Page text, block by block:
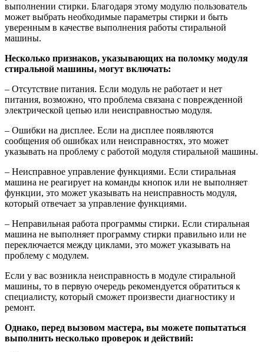
выполнении стирки. Благодаря этому модулю пользователь
может выбрать необходимые параметры стирки и быть
уверенным в качестве выполнения работы стиральной
машины.
Несколько признаков, указывающих на поломку модуля
стиральной машины, могут включать:
– Отсутствие питания. Если модуль не работает и нет
питания, возможно, что проблема связана с поврежденной
электрической цепью или неисправностью модуля.
– Ошибки на дисплее. Если на дисплее появляются
сообщения об ошибках или неисправностях, это может
указывать на проблему с работой модуля стиральной машины.
– Неисправное управление функциями. Если стиральная
машина не реагирует на команды кнопок или не выполняет
функции, это может указывать на неисправность модуля,
который отвечает за управление функциями.
– Неправильная работа программы стирки. Если стиральная
машина не выполняет программу стирки правильно или не
переключается между циклами, это может указывать на
проблему с модулем.
Если у вас возникла неисправность в модуле стиральной
машины, то в первую очередь рекомендуется обратиться к
специалисту, который сможет произвести диагностику и
ремонт.
Однако, перед вызовом мастера, вы можете попытаться
выполнить несколько проверок и действий: